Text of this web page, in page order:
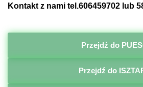
Kontakt z nami tel.606459702 lub
Przejdź do
Przejdź do